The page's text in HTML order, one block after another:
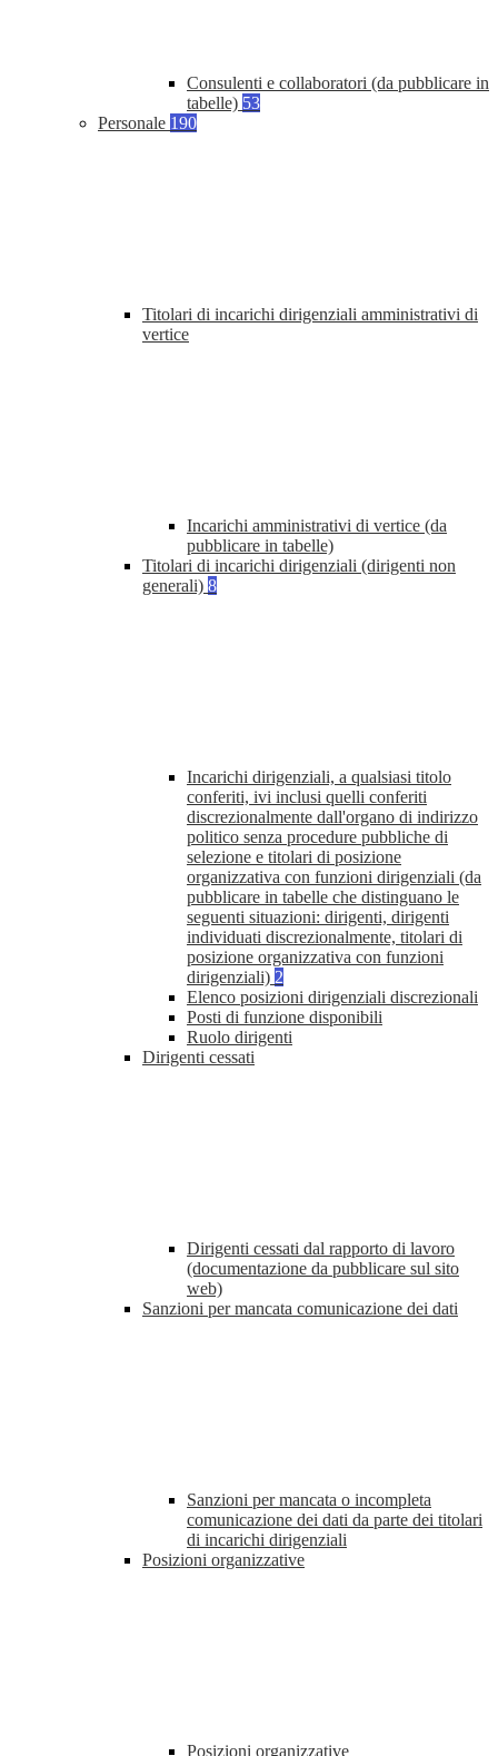
Consulenti e collaboratori (da pubblicare in
tabelle) 53
Personale 190
Titolari di incarichi dirigenziali amministrativi di
vertice
Incarichi amministrativi di vertice (da
pubblicare in tabelle)
Titolari di incarichi dirigenziali (dirigenti non
generali) 8
Incarichi dirigenziali, a qualsiasi titolo
conferiti, ivi inclusi quelli conferiti
discrezionalmente dall'organo di indirizzo
politico senza procedure pubbliche di
selezione e titolari di posizione
organizzativa con funzioni dirigenziali (da
pubblicare in tabelle che distinguano le
seguenti situazioni: dirigenti, dirigenti
individuati discrezionalmente, titolari di
posizione organizzativa con funzioni
dirigenziali) 2
Elenco posizioni dirigenziali discrezionali
Posti di funzione disponibili
Ruolo dirigenti
Dirigenti cessati
Dirigenti cessati dal rapporto di lavoro
(documentazione da pubblicare sul sito
web)
Sanzioni per mancata comunicazione dei dati
Sanzioni per mancata o incompleta
comunicazione dei dati da parte dei titolari
di incarichi dirigenziali
Posizioni organizzative
Posizioni organizzative